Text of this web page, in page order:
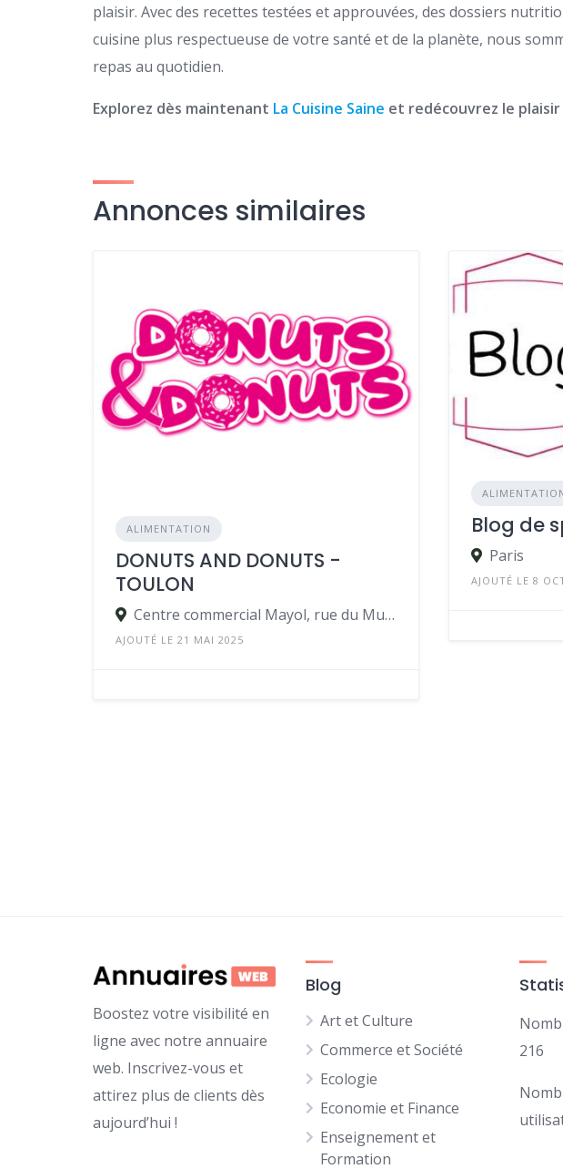
plaisir. Avec des recettes testées et approuvées, des dossiers
cuisine plus respectueuse de votre santé et de la planète, nous
repas au quotidien.
Explorez dès maintenant La Cuisine Saine et redécouvrez le
Annonces similaires
ALIMENTATION
DONUTS AND DONUTS -
TOULON
Centre commercial Mayol, rue du Murier 83000 Toulon
AJOUTÉ LE 21 MAI 2025
Blog de
Paris
AJOUTÉ LE 8
Boostez votre visibilité en
ligne avec notre annuaire
web. Inscrivez-vous et
attirez plus de clients dès
aujourd’hui !
Blog
Art et Culture
Commerce et Société
Ecologie
Economie et Finance
Enseignement et
Formation
216